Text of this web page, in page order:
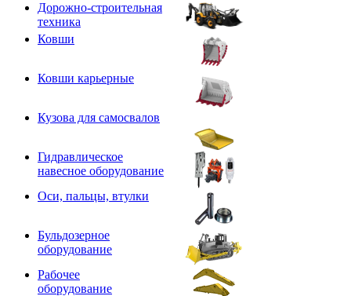
Дорожно-строительная
техника
Ковши
Ковши карьерные
Кузова для самосвалов
Гидравлическое
навесное оборудование
Оси, пальцы, втулки
Бульдозерное
оборудование
Рабочее
оборудование